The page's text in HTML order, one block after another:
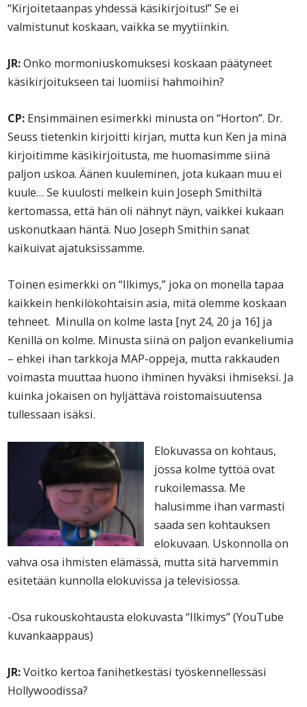
“Kirjoitetaanpas yhdessä käsikirjoitus!” Se ei
valmistunut koskaan, vaikka se myytiinkin.
JR:Onko mormoniuskomuksesi koskaan päätyneet
käsikirjoitukseen tai luomiisi hahmoihin?
CP: Ensimmäinen esimerkki minusta on “Horton”. Dr.
Seuss tietenkin kirjoitti kirjan, mutta kun Ken ja minä
kirjoitimme käsikirjoitusta, me huomasimme siinä
paljon uskoa. Äänen kuuleminen, jota kukaan muu ei
kuule… Se kuulosti melkein kuin Joseph Smithiltä
kertomassa, että hän oli nähnyt näyn, vaikkei kukaan
uskonutkaan häntä. Nuo Joseph Smithin sanat
kaikuivat ajatuksissamme.
Toinen esimerkki on “Ilkimys,” joka on monella tapaa
kaikkein henkilökohtaisin asia, mitä olemme koskaan
tehneet. Minulla on kolme lasta [nyt 24, 20 ja 16] ja
Kenillä on kolme. Minusta siinä on paljon evankeliumia
– ehkei ihan tarkkoja MAP-oppeja, mutta rakkauden
voimasta muuttaa huono ihminen hyväksi ihmiseksi. Ja
kuinka jokaisen on hyljättävä roistomaisuutensa
tullessaan isäksi.
Elokuvassa on kohtaus,
jossa kolme tyttöä ovat
rukoilemassa. Me
halusimme ihan varmasti
saada sen kohtauksen
elokuvaan. Uskonnolla on
vahva osa ihmisten elämässä, mutta sitä harvemmin
esitetään kunnolla elokuvissa ja televisiossa.
-Osa rukouskohtausta elokuvasta “Ilkimys” (YouTube
kuvankaappaus)
JR:Voitko kertoa fanihetkestäsi työskennellessäsi
Hollywoodissa?